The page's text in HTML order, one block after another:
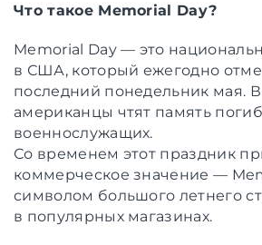
Что такое Memorial Day?
Memorial Day — это
в США, который ежегодно
последний понедельник мая. В
американцы чтят память
военнослужащих.
Со временем этот праздник
коммерческое значение —
символом большого летнего
в популярных магазинах.